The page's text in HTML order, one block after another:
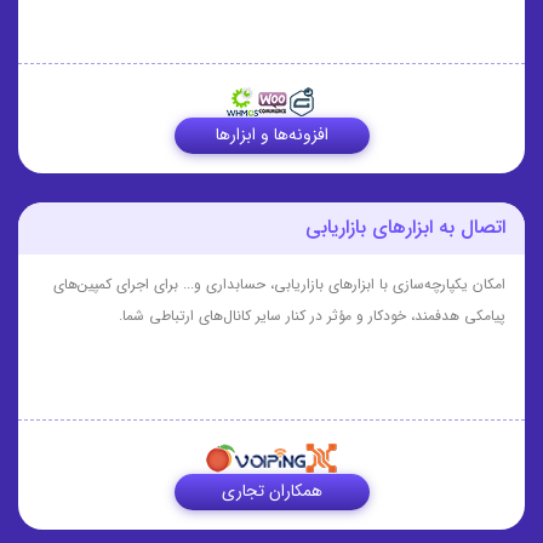
افزونه‌ها و ابزارها
اتصال به ابزارهای بازاریابی
امکان یکپارچه‌سازی با ابزارهای بازاریابی، حسابداری و... برای اجرای کمپین‌های
پیامکی هدفمند، خودکار و مؤثر در کنار سایر کانال‌های ارتباطی شما.
همکاران تجاری